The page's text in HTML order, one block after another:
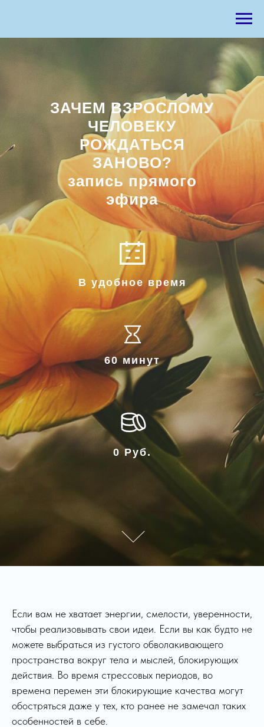
ЗАЧЕМ ВЗРОСЛОМУ
ЧЕЛОВЕКУ
РОЖДАТЬСЯ
ЗАНОВО?
запись прямого
эфира
0 Руб.
60 минут
В удобное время
Если вам не хватает энергии, смелости, уверенности,
чтобы реализовывать свои идеи. Если вы как будто не
можете выбраться из густого обволакивающего
пространства вокруг тела и мыслей, блокирующих
действия. Во время стрессовых периодов, во
времена перемен эти блокирующие качества могут
обостряться даже у тех, кто ранее не замечал таких
особенностей в себе.